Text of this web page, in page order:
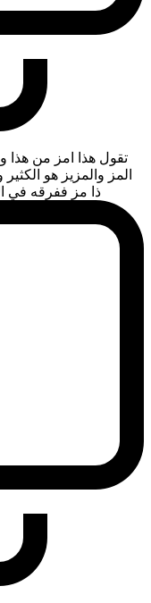
تقول هذا امز من هذا
المز والمزيز هو
ذا مز ففرقه في